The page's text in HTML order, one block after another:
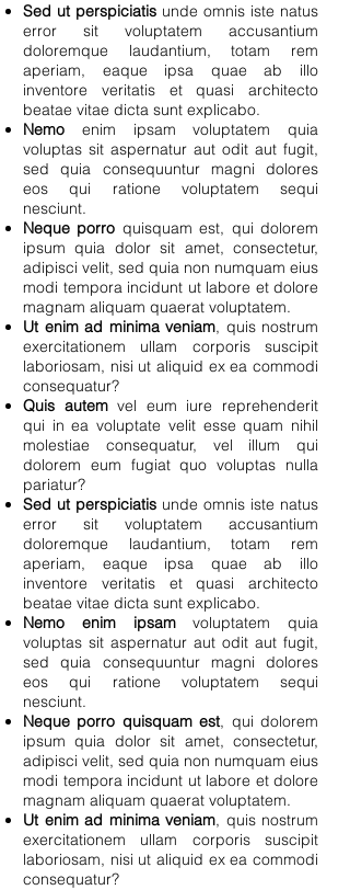
Sed ut perspiciatis unde omnis iste natus
error sit voluptatem accusantium
doloremque laudantium, totam rem
aperiam, eaque ipsa quae ab illo
inventore veritatis et quasi architecto
beatae vitae dicta sunt explicabo.
Nemo enim ipsam voluptatem quia
voluptas sit aspernatur aut odit aut fugit,
sed quia consequuntur magni dolores
eos qui ratione voluptatem sequi
nesciunt.
Neque porro quisquam est, qui dolorem
ipsum quia dolor sit amet, consectetur,
adipisci velit, sed quia non numquam eius
modi tempora incidunt ut labore et dolore
magnam aliquam quaerat voluptatem.
Ut enim ad minima veniam, quis nostrum
exercitationem ullam corporis suscipit
laboriosam, nisi ut aliquid ex ea commodi
consequatur?
Quis autemvel eum iure reprehenderit
qui in ea voluptate velit esse quam nihil
molestiae consequatur, vel illum qui
dolorem eum fugiat quo voluptas nulla
pariatur?
Sed ut perspiciatis unde omnis iste natus
error sit voluptatem accusantium
doloremque laudantium, totam rem
aperiam, eaque ipsa quae ab illo
inventore veritatis et quasi architecto
beatae vitae dicta sunt explicabo.
Nemo enim ipsamvoluptatem quia
voluptas sit aspernatur aut odit aut fugit,
sed quia consequuntur magni dolores
eos qui ratione voluptatem sequi
nesciunt.
Neque porro quisquam est, qui dolorem
ipsum quia dolor sit amet, consectetur,
adipisci velit, sed quia non numquam eius
modi tempora incidunt ut labore et dolore
magnam aliquam quaerat voluptatem.
Ut enim ad minima veniam, quis nostrum
exercitationem ullam corporis suscipit
laboriosam, nisi ut aliquid ex ea commodi
consequatur?